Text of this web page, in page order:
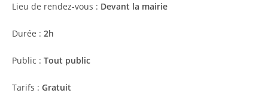
Lieu de rendez-vous : Devant la mairie
Durée : 2h
Public : Tout public
Tarifs : Gratuit